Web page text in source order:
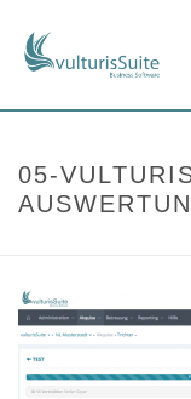
05-